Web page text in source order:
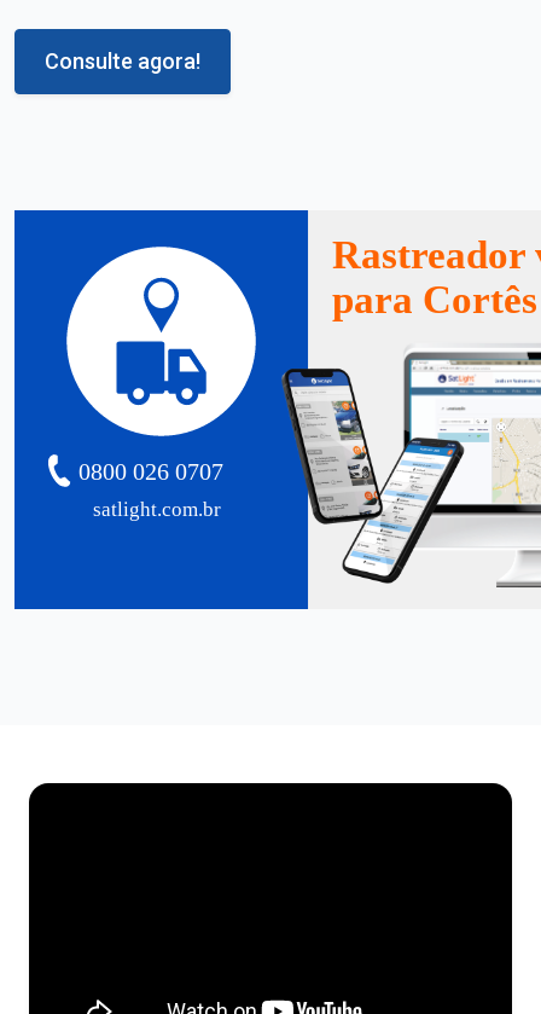
Consulte agora!
satlight.com.br
0800 026 0707
Rastreador
para Cortês